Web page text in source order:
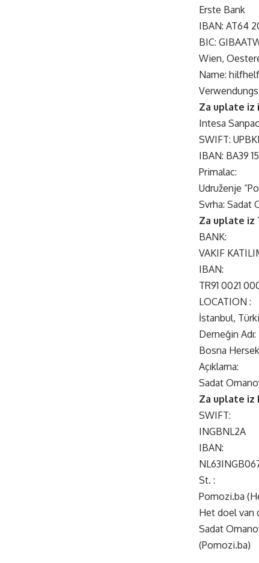
Erste Bank
IBAN: AT64
BIC:
Wien,
Name:
Za uplate iz
Intesa
SWIFT:
IBAN: BA39
Primalac:
Udruženje
Svrha: Sadat
Za uplate iz
BANK:
VAKIF
IBAN:
TR91 0021
LOCATION :
İstanbul,
Derneğin Adı:
Bosna
Açıklama:
Sadat
Za uplate iz
SWIFT:
INGBNL2A
IBAN:
St. :
Pomozi.ba
Het doel van
Sadat
(Pomozi.ba)